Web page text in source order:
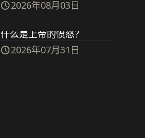
2026年08月03日
什么是上帝的愤怒？
2026年07月31日